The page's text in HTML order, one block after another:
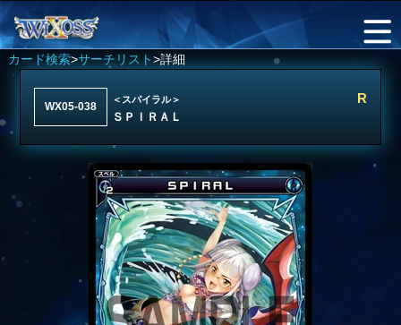
カード検索>サーチリスト>詳細
WX05-038
＜スパイラル＞
ＳＰＩＲＡＬ
R